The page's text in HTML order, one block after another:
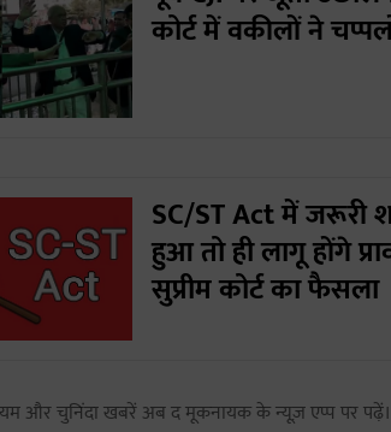
कोर्ट में वकीलों ने
SC/ST Act में जरूरी
हुआ तो ही लागू होंगे
सुप्रीम कोर्ट का फैसला
और चुनिंदा खबरें अब द मूकनायक के न्यूज़ एप्प पर